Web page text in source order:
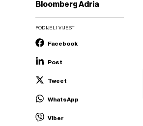
Bloomberg Adria
PODIJELI VIJEST
Facebook
Post
Tweet
WhatsApp
Viber